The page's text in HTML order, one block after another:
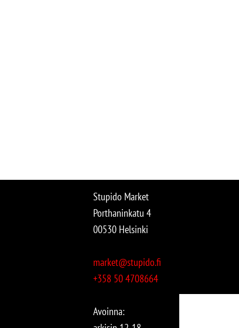
Stupido Market
Porthaninkatu 4
00530 Helsinki
market@stupido.fi
+358 50 4708664
Avoinna: